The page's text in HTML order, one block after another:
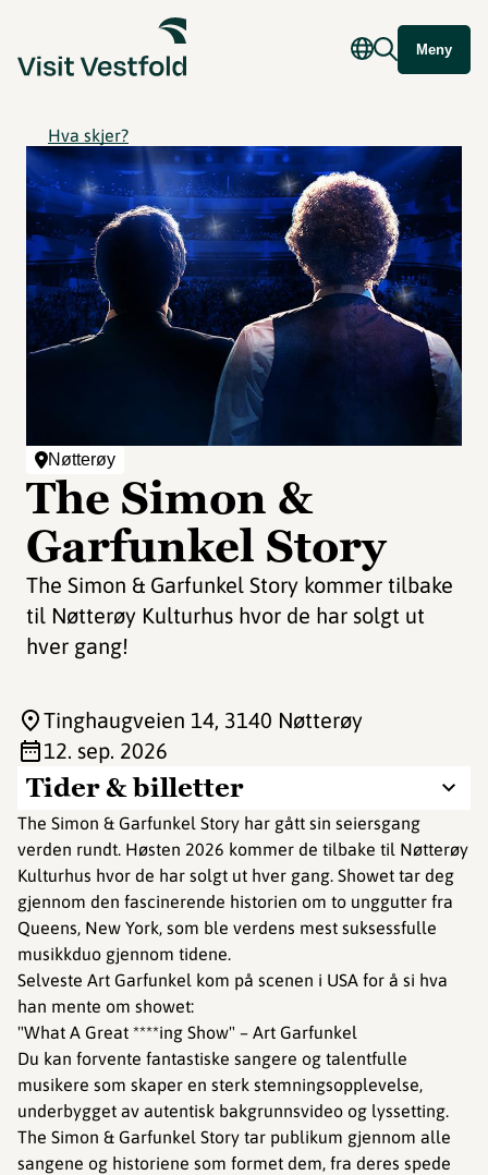
Meny
Hva skjer?
Nøtterøy
The Simon &
Garfunkel Story
The Simon & Garfunkel Story kommer tilbake
til Nøtterøy Kulturhus hvor de har solgt ut
hver gang!
Tider & billetter
The Simon & Garfunkel Story har gått sin seiersgang
verden rundt. Høsten 2026 kommer de tilbake til Nøtterøy
Kulturhus hvor de har solgt ut hver gang. Showet tar deg
gjennom den fascinerende historien om to unggutter fra
Queens, New York, som ble verdens mest suksessfulle
musikkduo gjennom tidene.
Selveste Art Garfunkel kom på scenen i USA for å si hva
han mente om showet:
"What A Great ****ing Show" – Art Garfunkel
Du kan forvente fantastiske sangere og talentfulle
musikere som skaper en sterk stemningsopplevelse,
underbygget av autentisk bakgrunnsvideo og lyssetting.
The Simon & Garfunkel Story tar publikum gjennom alle
sangene og historiene som formet dem, fra deres spede
Tinghaugveien 14, 3140 Nøtterøy
12. sep. 2026